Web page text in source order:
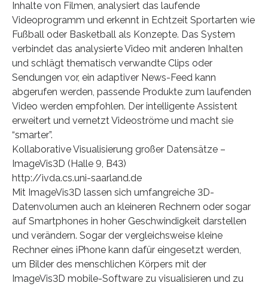
Inhalte von Filmen, analysiert das laufende
Videoprogramm und erkennt in Echtzeit Sportarten wie
Fußball oder Basketball als Konzepte. Das System
verbindet das analysierte Video mit anderen Inhalten
und schlägt thematisch verwandte Clips oder
Sendungen vor, ein adaptiver News-Feed kann
abgerufen werden, passende Produkte zum laufenden
Video werden empfohlen. Der intelligente Assistent
erweitert und vernetzt Videoströme und macht sie
“smarter”.
Kollaborative Visualisierung großer Datensätze –
ImageVis3D (Halle 9, B43)
http://ivda.cs.uni-saarland.de
Mit ImageVis3D lassen sich umfangreiche 3D-
Datenvolumen auch an kleineren Rechnern oder sogar
auf Smartphones in hoher Geschwindigkeit darstellen
und verändern. Sogar der vergleichsweise kleine
Rechner eines iPhone kann dafür eingesetzt werden,
um Bilder des menschlichen Körpers mit der
ImageVis3D mobile-Software zu visualisieren und zu